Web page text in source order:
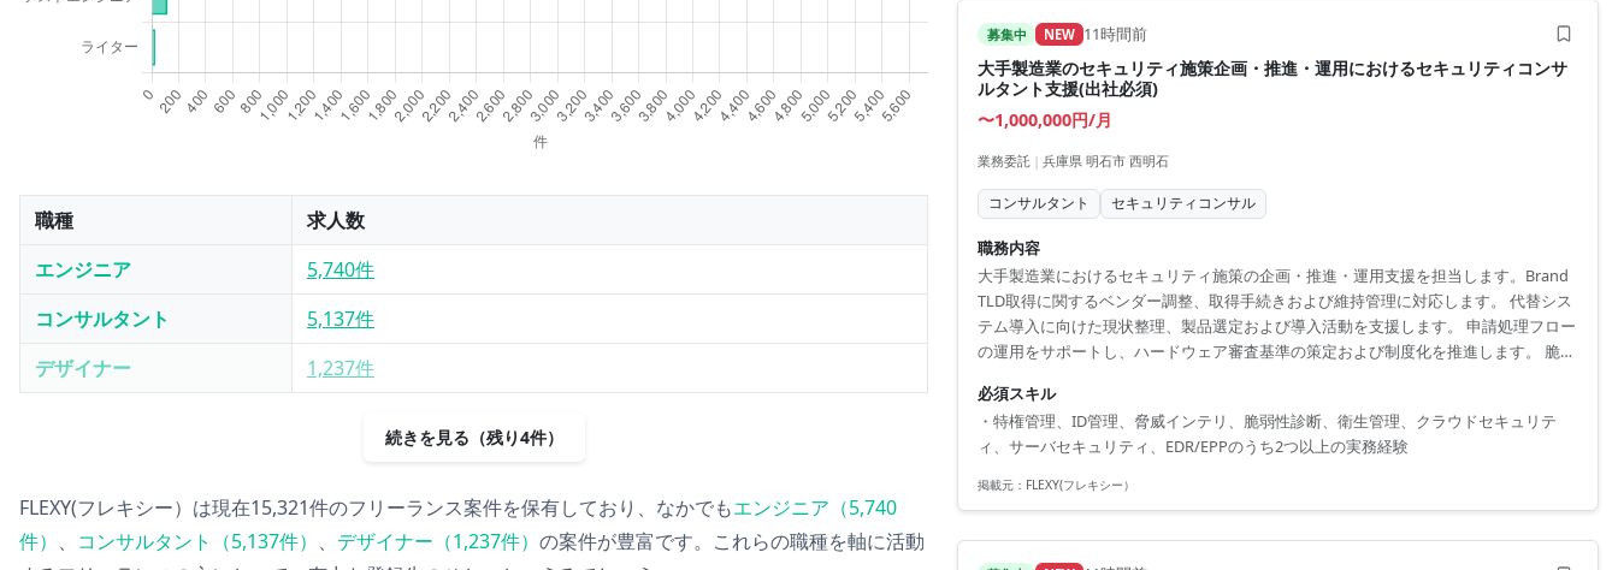
職種
求人数
エンジニア
5,740件
コンサルタント
5,137件
デザイナー
1,237件
続きを見る（残り4件）
FLEXY(フレキシー） は現在15,321件のフリーランス案件を保有しており、なかでもエンジニア （5,740
件） 、 コンサルタント （5,137件） 、 デザイナー （1,237件） の案件が豊富です。これらの職種を軸に活動
募集中 NEW 11時間前
大手製造業のセキュリティ施策企画・推進・運用におけるセキュリティコンサ
ルタント支援(出社必須)
〜1,000,000円/月
業務委託 | 兵庫県 明石市 西明石
コンサルタント セキュリティコンサル
職務内容
大手製造業におけるセキュリティ施策の企画・推進・運用支援を担当します。Brand
TLD取得に関するベンダー調整、取得手続きおよび維持管理に対応します。 代替シス
テム導入に向けた現状整理、製品選定および導入活動を支援します。 申請処理フロー
の運用をサポートし、ハードウェア審査基準の策定および制度化を推進します。 脆弱
人員不足のため。
必須スキル
・特権管理、ID管理、脅威インテリ、脆弱性診断、衛生管理、クラウドセキュリテ
ィ、サーバセキュリティ、EDR/EPPのうち2つ以上の実務経験
掲載元： FLEXY(フレキシー）